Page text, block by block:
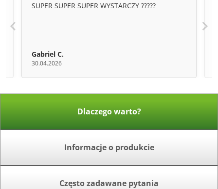
SUPER SUPER SUPER WYSTARCZY ?????
Gabriel C.
30.04.2026
Dlaczego warto?
Informacje o produkcie
Często zadawane pytania